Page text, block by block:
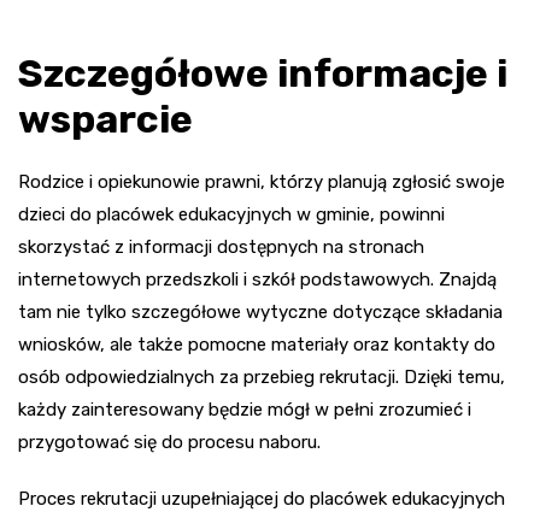
Szczegółowe informacje i
wsparcie
Rodzice i opiekunowie prawni, którzy planują zgłosić swoje
dzieci do placówek edukacyjnych w gminie, powinni
skorzystać z informacji dostępnych na stronach
internetowych przedszkoli i szkół podstawowych. Znajdą
tam nie tylko szczegółowe wytyczne dotyczące składania
wniosków, ale także pomocne materiały oraz kontakty do
osób odpowiedzialnych za przebieg rekrutacji. Dzięki temu,
każdy zainteresowany będzie mógł w pełni zrozumieć i
przygotować się do procesu naboru.
Proces rekrutacji uzupełniającej do placówek edukacyjnych